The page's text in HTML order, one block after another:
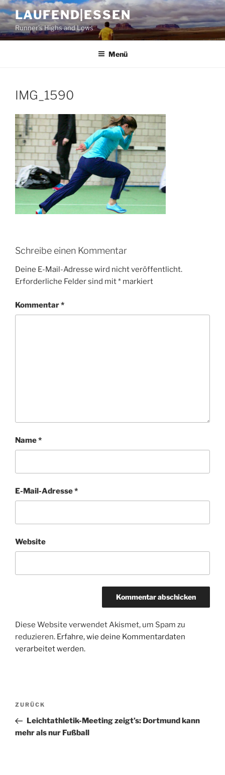
Zum
Inhalt
springen
LAUFEND|ESSEN
Runner's Highs and Lows
Menü
IMG_1590
Schreibe einen Kommentar
Deine E-Mail-Adresse wird nicht veröffentlicht.
Erforderliche Felder sind mit* markiert
Kommentar*
Name*
E-Mail-Adresse*
Website
Diese Website verwendet Akismet, um Spam zu
reduzieren. Erfahre, wie deine Kommentardaten
verarbeitet werden.
Beitragsnavigation
Vorheriger
Beitrag
ZURÜCK
Leichtathletik-Meeting zeigt’s: Dortmund kann
mehr als nur Fußball